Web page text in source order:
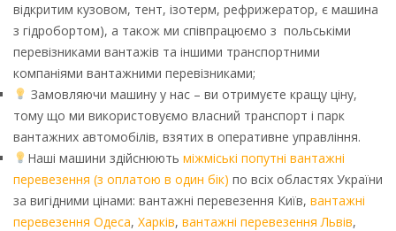
відкритим кузовом, тент, ізотерм, рефрижератор, є машина
з гідробортом), а також ми співпрацюємо з польськіми
перевізниками вантажів та іншими транспортними
компаніями вантажними перевізниками;
Замовляючи машину у нас – ви отримуєте кращу ціну,
тому що ми використовуємо власний транспорт і парк
вантажних автомобілів, взятих в оперативне управління.
Наші машини здійснюють міжміські попутні вантажні
перевезення (з оплатою в один бік) по всіх областях України
за вигідними цінами: вантажні перевезення Київ, вантажні
перевезення Одеса, Харків, вантажні перевезення Львів,